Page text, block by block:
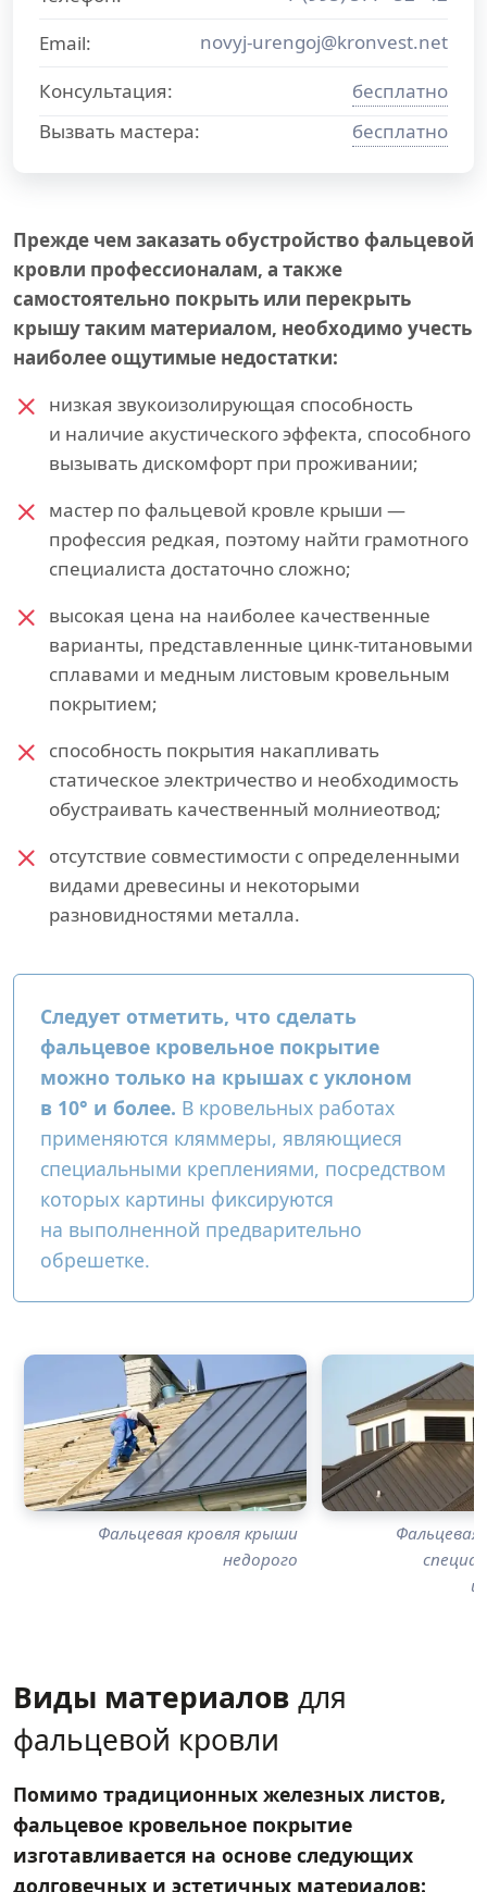
Email:
novyj-urengoj@kronvest.net
Консультация:
бесплатно
Вызвать мастера:
бесплатно
Прежде чем заказать обустройство фальцевой
кровли профессионалам, а также
самостоятельно покрыть или перекрыть
крышу таким материалом, необходимо учесть
наиболее ощутимые недостатки:
низкая звукоизолирующая способность
и наличие акустического эффекта, способного
вызывать дискомфорт при проживании;
мастер по фальцевой кровле крыши —
профессия редкая, поэтому найти грамотного
специалиста достаточно сложно;
высокая цена на наиболее качественные
варианты, представленные цинк-титановыми
сплавами и медным листовым кровельным
покрытием;
способность покрытия накапливать
статическое электричество и необходимость
обустраивать качественный молниеотвод;
отсутствие совместимости с определенными
видами древесины и некоторыми
разновидностями металла.
Следует отметить, что сделать
фальцевое кровельное покрытие
можно только на крышах с уклоном
в 10° и более. В кровельных работах
применяются кляммеры, являющиеся
специальными креплениями, посредством
которых картины фиксируются
на выполненной предварительно
обрешетке.
Фальцевая кровля крыши
недорого
Виды материалов для
фальцевой кровли
Помимо традиционных железных листов,
фальцевое кровельное покрытие
изготавливается на основе следующих
долговечных и эстетичных материалов: